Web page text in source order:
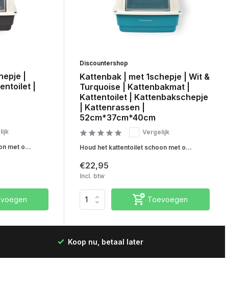
|
|
met o...
Discountershop
Kattenbak | met 1schepje | Wit &
Turquoise | Kattenbakmat |
Kattentoilet | Kattenbakschepje
| Kattenrassen |
52cm*37cm*40cm
Vergelijk
Houd het kattentoilet schoon met o...
€22,95
Incl. btw
Toevoegen
Koop nu, betaal later